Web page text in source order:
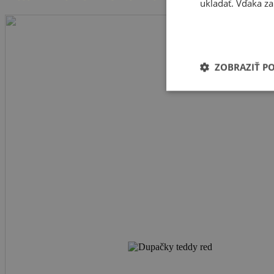
ukladať. Vďaka
ZOBRAZIŤ